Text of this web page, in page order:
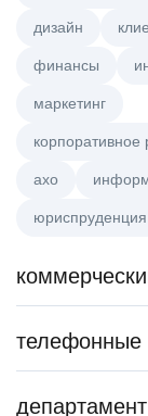
дизайн
финансы
маркетинг
корпоративное
axo
юриспруденция
Тренер по
з/п не указана
телефонные